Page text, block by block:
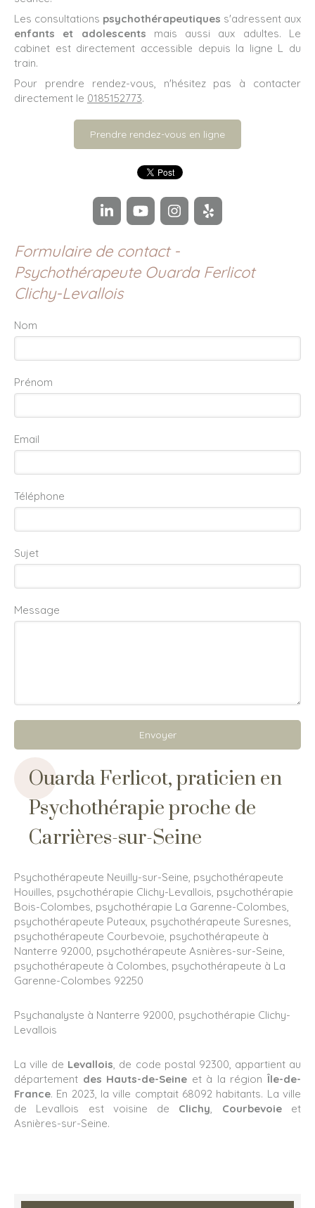
Les consultations psychothérapeutiques s'adressent aux
enfants et adolescents mais aussi aux adultes. Le
cabinet est directement accessible depuis la ligne L du
train.
Pour prendre rendez-vous, n'hésitez pas à contacter
directement le 0185152773.
Prendre rendez-vous en ligne
Formulaire de contact -
Psychothérapeute Ouarda Ferlicot
Clichy-Levallois
Nom
Prénom
Email
Téléphone
Sujet
Message
Envoyer
Ouarda Ferlicot, praticien en
Psychothérapie proche de
Carrières-sur-Seine
Psychothérapeute Neuilly-sur-Seine, psychothérapeute
Houilles, psychothérapie Clichy-Levallois, psychothérapie
Bois-Colombes, psychothérapie La Garenne-Colombes,
psychothérapeute Puteaux, psychothérapeute Suresnes,
psychothérapeute Courbevoie, psychothérapeute à
Nanterre 92000, psychothérapeute Asnières-sur-Seine,
psychothérapeute à Colombes, psychothérapeute à La
Garenne-Colombes 92250
Psychanalyste à Nanterre 92000, psychothérapie Clichy-
Levallois
La ville de Levallois, de code postal 92300, appartient au
département des Hauts-de-Seine et à la régionÎle-de-
France. En 2023, la ville comptait 68092 habitants. La ville
de Levallois est voisine de Clichy, Courbevoieet
Asnières-sur-Seine.